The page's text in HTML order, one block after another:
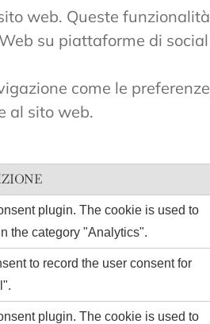
web. Queste funzionalità
su piattaforme di social
come le preferenze
al sito web.
plugin. The cookie is used to
the category "Analytics".
to record the user consent for
plugin. The cookie is used to